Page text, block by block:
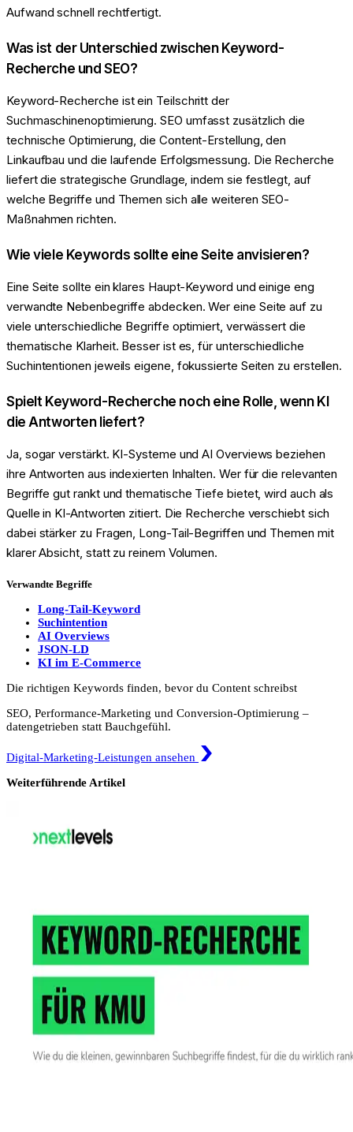
Aufwand schnell rechtfertigt.
Was ist der Unterschied zwischen Keyword-
Recherche und SEO?
Keyword-Recherche ist ein Teilschritt der
Suchmaschinenoptimierung. SEO umfasst zusätzlich die
technische Optimierung, die Content-Erstellung, den
Linkaufbau und die laufende Erfolgsmessung. Die Recherche
liefert die strategische Grundlage, indem sie festlegt, auf
welche Begriffe und Themen sich alle weiteren SEO-
Maßnahmen richten.
Wie viele Keywords sollte eine Seite anvisieren?
Eine Seite sollte ein klares Haupt-Keyword und einige eng
verwandte Nebenbegriffe abdecken. Wer eine Seite auf zu
viele unterschiedliche Begriffe optimiert, verwässert die
thematische Klarheit. Besser ist es, für unterschiedliche
Suchintentionen jeweils eigene, fokussierte Seiten zu erstellen.
Spielt Keyword-Recherche noch eine Rolle, wenn KI
die Antworten liefert?
Ja, sogar verstärkt. KI-Systeme und AI Overviews beziehen
ihre Antworten aus indexierten Inhalten. Wer für die relevanten
Begriffe gut rankt und thematische Tiefe bietet, wird auch als
Quelle in KI-Antworten zitiert. Die Recherche verschiebt sich
dabei stärker zu Fragen, Long-Tail-Begriffen und Themen mit
klarer Absicht, statt zu reinem Volumen.
Verwandte Begriffe
Long-Tail-Keyword
Suchintention
AI Overviews
JSON-LD
KI im E-Commerce
Die richtigen Keywords finden, bevor du Content schreibst
SEO, Performance-Marketing und Conversion-Optimierung –
datengetrieben statt Bauchgefühl.
Digital-Marketing-Leistungen ansehen
Weiterführende Artikel